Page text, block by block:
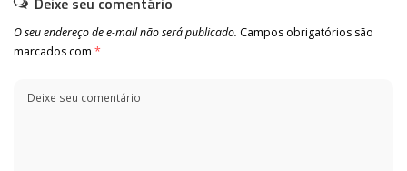
O seu endereço de e-mail não será publicado. Campos obrigatórios são
marcados com *